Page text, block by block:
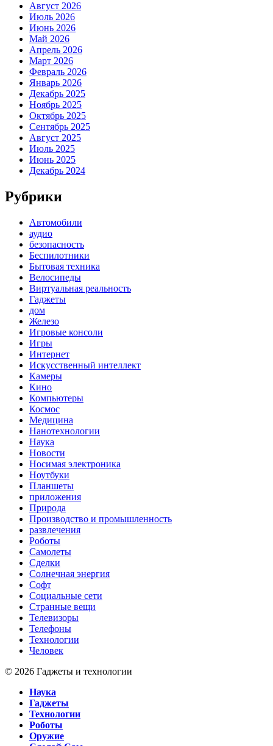
Август 2026
Июль 2026
Июнь 2026
Май 2026
Апрель 2026
Март 2026
Февраль 2026
Январь 2026
Декабрь 2025
Ноябрь 2025
Октябрь 2025
Сентябрь 2025
Август 2025
Июль 2025
Июнь 2025
Декабрь 2024
Рубрики
Автомобили
аудио
безопасность
Беспилотники
Бытовая техника
Велосипеды
Виртуальная реальность
Гаджеты
дом
Железо
Игровые консоли
Игры
Интернет
Искусственный интеллект
Камеры
Кино
Компьютеры
Космос
Медицина
Нанотехнологии
Наука
Новости
Носимая электроника
Ноутбуки
Планшеты
приложения
Природа
Производство и промышленность
развлечения
Роботы
Самолеты
Сделки
Солнечная энергия
Софт
Социальные сети
Странные вещи
Телевизоры
Телефоны
Технологии
Человек
© 2026 Гаджеты и технологии
Наука
Гаджеты
Технологии
Роботы
Оружие